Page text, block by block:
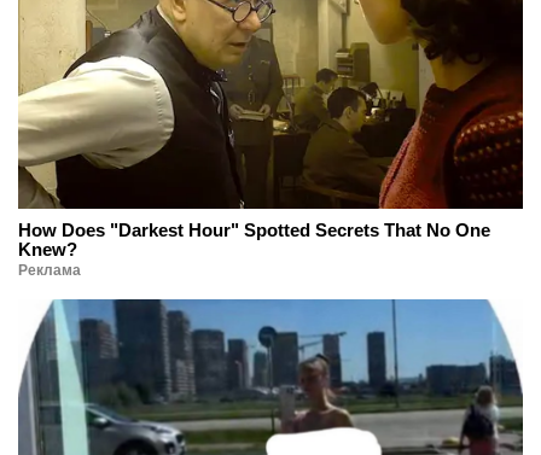
How Does "Darkest Hour" Spotted Secrets That No One
Knew?
Реклама